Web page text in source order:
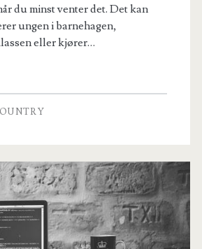
du minst venter det. Det kan
ungen i barnehagen,
eller kjører…